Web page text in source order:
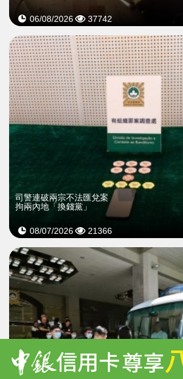
06/08/2026 37742
司警連破兩宗不法匯兌案
拘兩內地「換錢黨」
08/07/2026 21366